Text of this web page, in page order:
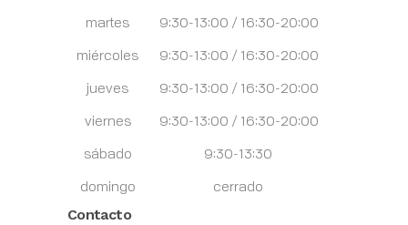
martes
9:30-13:00 / 16:30-20:00
miércoles
9:30-13:00 / 16:30-20:00
jueves
9:30-13:00 / 16:30-20:00
viernes
9:30-13:00 / 16:30-20:00
sábado
9:30-13:30
domingo
cerrado
Contacto